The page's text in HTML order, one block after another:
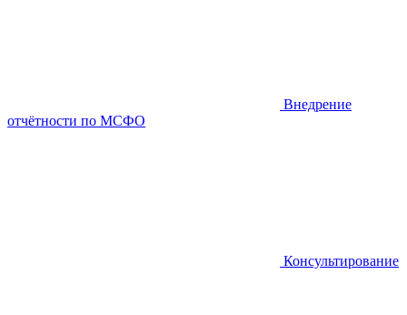
Внедрение
отчётности по МСФО
Консультирование